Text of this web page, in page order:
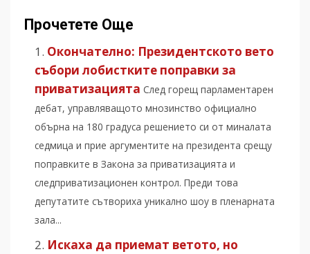
Прочетете Още
Окончателно: Президентското вето
събори лобистките поправки за
приватизацията След горещ парламентарен
дебат, управляващото мнозинство официално
обърна на 180 градуса решението си от миналата
седмица и прие аргументите на президента срещу
поправките в Закона за приватизацията и
следприватизационен контрол. Преди това
депутатите сътвориха уникално шоу в пленарната
зала...
Искаха да приемат ветото, но